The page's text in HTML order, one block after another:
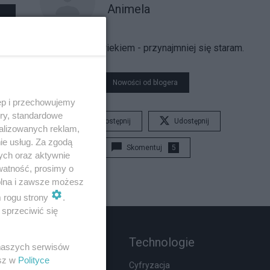
Animela
Jestem człowiekiem - przynajmniej się staram.
Nowości od blogera
Udostępnij Udostępnij
Skomentuj 5
Rozmaitości
Moda i uroda
Technologie
Cyfryzacja
i przechowujemy
standardowe
reklam,
usług. Za zgodą
oraz aktywnie
prosimy o
i zawsze możesz
rogu strony
.
się
serwisów
w Polityce